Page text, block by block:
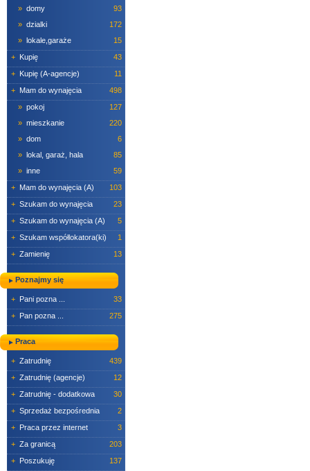
» domy
93
» dzialki
172
» lokale,garaże
15
+ Kupię
43
+ Kupię (A-agencje)
11
+ Mam do wynajęcia
498
» pokoj
127
» mieszkanie
220
» dom
6
» lokal, garaż, hala
85
» inne
59
+ Mam do wynajęcia (A)
103
+ Szukam do wynajęcia
23
+ Szukam do wynajęcia (A)
5
+ Szukam współlokatora(ki)
1
+ Zamienię 13
Poznajmy się
+ Pani pozna ...
33
+ Pan pozna ... 275
Praca
+ Zatrudnię
439
+ Zatrudnię (agencje)
12
+ Zatrudnię - dodatkowa
30
+ Sprzedaż bezpośrednia
2
+ Praca przez internet
3
+ Za granicą
203
+ Poszukuję
137